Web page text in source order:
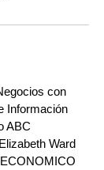
con
Información
ABC
Ward